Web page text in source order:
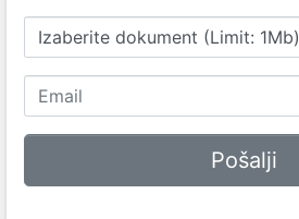
Izaberite dokument (Limit: 1Mb)